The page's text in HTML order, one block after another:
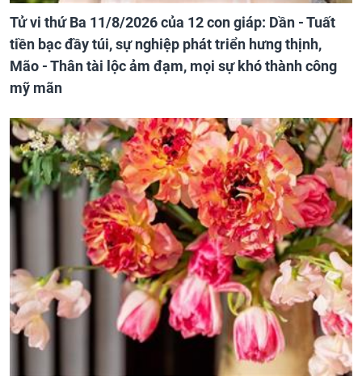
Tử vi thứ Ba 11/8/2026 của 12 con giáp: Dần - Tuất
tiền bạc đầy túi, sự nghiệp phát triển hưng thịnh,
Mão - Thân tài lộc ảm đạm, mọi sự khó thành công
mỹ mãn